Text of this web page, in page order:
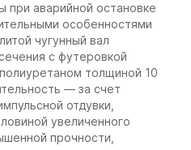
при аварийной остановке
особенностями
чугунный вал
с футеровкой
толщиной 10
— за счет
отдувки,
увеличенного
прочности,